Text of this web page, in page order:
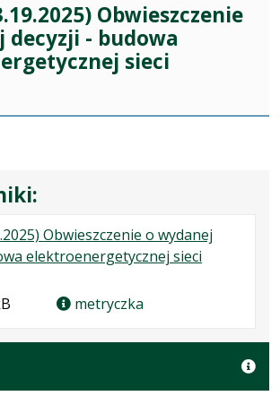
Obwieszczenie
decyzji - budowa
sieci
Obwieszczenie o wydanej
elektroenergetycznej sieci
metryczka